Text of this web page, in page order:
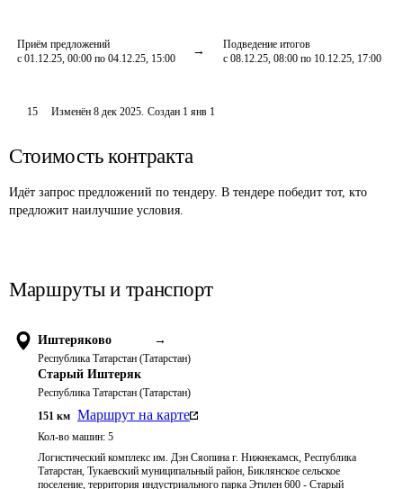
Приём предложений
с 01.12.25, 00:00 по 04.12.25, 15:00
Подведение итогов
с 08.12.25, 08:00 по 10.12.25, 17:00
15 Изменён8 дек 2025. Создан 1 янв 1
Стоимость контракта
Идёт запрос предложений по тендеру. В тендере победит тот, кто
предложит наилучшие условия.
Маршруты и транспорт
Иштеряково →
Республика Татарстан (Татарстан)
Старый Иштеряк
Республика Татарстан (Татарстан)
151 км Маршрут на карте
Кол-во машин: 5
Логистический комплекс им. Дэн Сяопина г. Нижнекамск, Республика
Татарстан, Тукаевский муниципальный район, Биклянское сельское
поселение, территория индустриального парка Этилен 600 - Старый